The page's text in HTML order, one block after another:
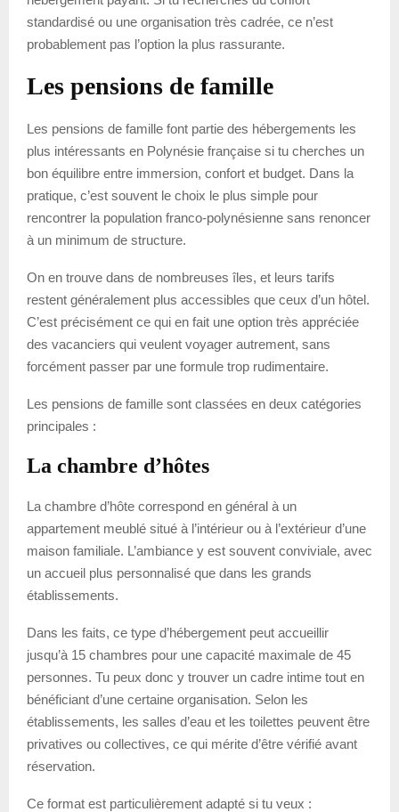
standardisé ou une organisation très cadrée, ce n’est
probablement pas l’option la plus rassurante.
Les pensions de famille
Les pensions de famille font partie des hébergements les
plus intéressants en Polynésie française si tu cherches un
bon équilibre entre immersion, confort et budget. Dans la
pratique, c’est souvent le choix le plus simple pour
rencontrer la population franco-polynésienne sans renoncer
à un minimum de structure.
On en trouve dans de nombreuses îles, et leurs tarifs
restent généralement plus accessibles que ceux d’un hôtel.
C’est précisément ce qui en fait une option très appréciée
des vacanciers qui veulent voyager autrement, sans
forcément passer par une formule trop rudimentaire.
Les pensions de famille sont classées en deux catégories
principales :
La chambre d’hôtes
La chambre d’hôte correspond en général à un
appartement meublé situé à l’intérieur ou à l’extérieur d’une
maison familiale. L’ambiance y est souvent conviviale, avec
un accueil plus personnalisé que dans les grands
établissements.
Dans les faits, ce type d’hébergement peut accueillir
jusqu’à 15 chambres pour une capacité maximale de 45
personnes. Tu peux donc y trouver un cadre intime tout en
bénéficiant d’une certaine organisation. Selon les
établissements, les salles d’eau et les toilettes peuvent être
privatives ou collectives, ce qui mérite d’être vérifié avant
réservation.
Ce format est particulièrement adapté si tu veux :